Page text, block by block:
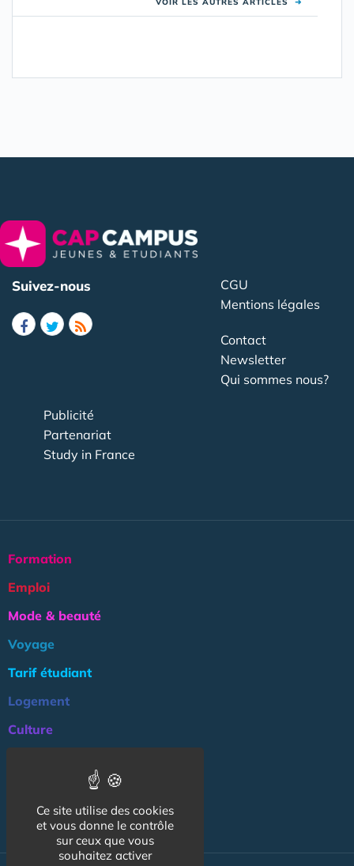
Suivez-nous
CGU
Mentions légales
Contact
Newsletter
Qui sommes nous?
Publicité
Partenariat
Study in France
Formation
Emploi
Mode & beauté
Voyage
Tarif étudiant
Logement
Culture
NOS AUTRES SITES :
Ce site utilise des cookies
et vous donne le contrôle
sur ceux que vous
souhaitez activer